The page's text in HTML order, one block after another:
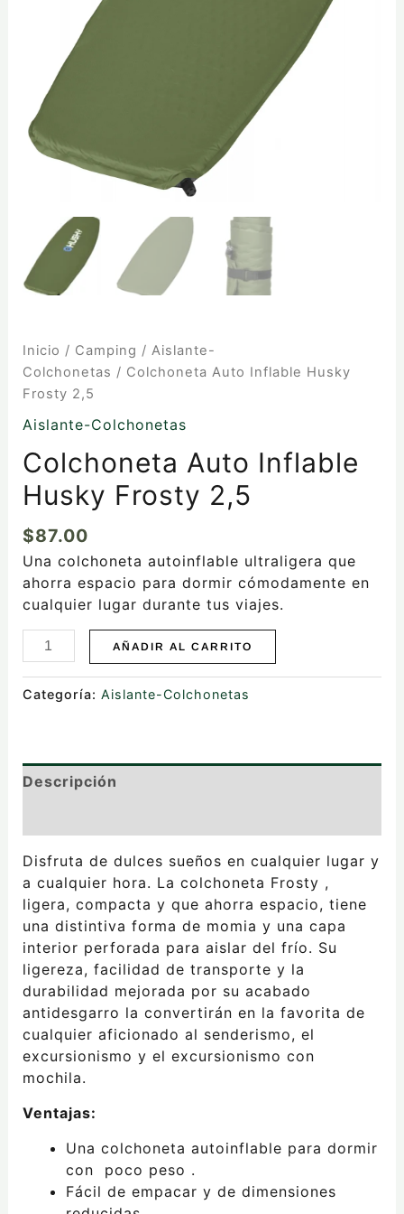
Inicio / Camping / Aislante-
Colchonetas / Colchoneta Auto Inflable Husky
Frosty 2,5
Aislante-Colchonetas
Colchoneta Auto Inflable
Husky Frosty 2,5
$87.00
Una colchoneta autoinflable ultraligera que
ahorra espacio para dormir cómodamente en
cualquier lugar durante tus viajes.
AÑADIR AL CARRITO
Categoría: Aislante-Colchonetas
Descripción
Disfruta de dulces sueños en cualquier lugar y
a cualquier hora. La colchoneta Frosty ,
ligera, compacta y que ahorra espacio, tiene
una distintiva forma de momia y una capa
interior perforada para aislar del frío. Su
ligereza, facilidad de transporte y la
durabilidad mejorada por su acabado
antidesgarro la convertirán en la favorita de
cualquier aficionado al senderismo, el
excursionismo y el excursionismo con
mochila.
Ventajas:
Una colchoneta autoinflable para dormir
con poco peso .
Fácil de empacar y de dimensiones